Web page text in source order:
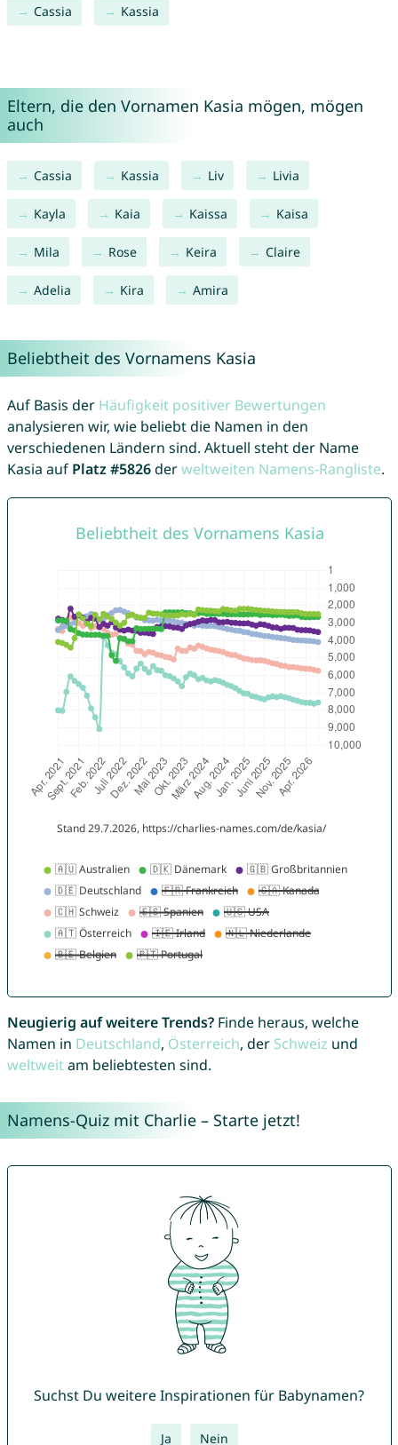
Cassia Kassia
Eltern, die den Vornamen Kasia mögen, mögen
auch
Cassia Kassia Liv Livia
Kayla Kaia Kaissa Kaisa
Mila Rose Keira Claire
Adelia Kira Amira
Beliebtheit des Vornamens Kasia
Auf Basis der Häufigkeit positiver Bewertungen
analysieren wir, wie beliebt die Namen in den
verschiedenen Ländern sind. Aktuell steht der Name
Kasia auf Platz #5826derweltweiten Namens-Rangliste.
Neugierig auf weitere Trends?Finde heraus, welche
Namen in Deutschland, Österreich, der Schweiz und
weltweitam beliebtesten sind.
Namens-Quiz mit Charlie – Starte jetzt!
Suchst Du weitere Inspirationen für Babynamen?
Ja Nein